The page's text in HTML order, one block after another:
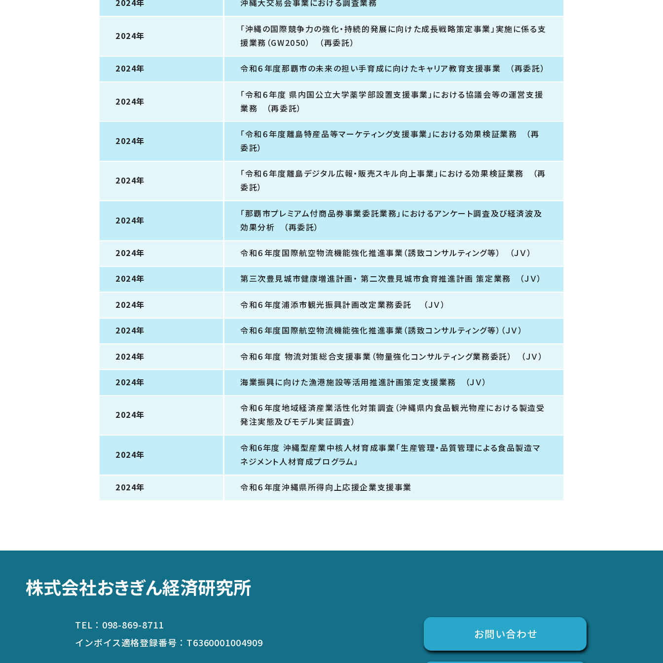
2024年 沖縄大交易会事業における調査業務
2024年
「沖縄の国際競争力の強化・持続的発展に向けた成長戦略策定事業」実施に係る支
援業務（GW2050） （再委託）
2024年 令和６年度那覇市の未来の担い手育成に向けたキャリア教育支援事業 （再委託）
2024年
「令和６年度 県内国公立大学薬学部設置支援事業」における協議会等の運営支援
業務 （再委託）
2024年
「令和６年度離島特産品等マーケティング支援事業」における効果検証業務 （再
委託）
2024年
「令和６年度離島デジタル広報・販売スキル向上事業」における効果検証業務 （再
委託）
2024年
「那覇市プレミアム付商品券事業委託業務」におけるアンケート調査及び経済波及
効果分析 （再委託）
2024年 令和６年度国際航空物流機能強化推進事業（誘致コンサルティング等） （ＪＶ）
2024年 第三次豊見城市健康増進計画・ 第二次豊見城市食育推進計画 策定業務 （ＪＶ）
2024年 令和６年度浦添市観光振興計画改定業務委託 （ＪＶ）
2024年 令和６年度国際航空物流機能強化推進事業（誘致コンサルティング等）（ＪＶ）
2024年 令和６年度 物流対策総合支援事業（物量強化コンサルティング業務委託） （ＪＶ）
2024年 海業振興に向けた漁港施設等活用推進計画策定支援業務 （ＪＶ）
2024年
令和６年度地域経済産業活性化対策調査（沖縄県内食品観光物産における製造受
発注実態及びモデル実証調査）
2024年
令和6年度 沖縄型産業中核人材育成事業「生産管理・品質管理による食品製造マ
ネジメント人材育成プログラム」
2024年 令和６年度沖縄県所得向上応援企業支援事業
株式会社おきぎん経済研究所
TEL： 098-869-8711
インボイス適格登録番号： T6360001004909
お問い合わせ